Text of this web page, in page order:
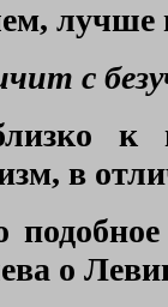
лучше
с
к
в
о